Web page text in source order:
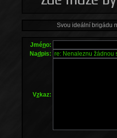
Svou ideální brigádu
Jméno:
Nadpis:
Vzkaz: